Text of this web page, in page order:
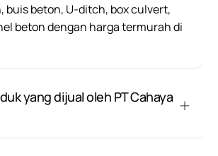
buis beton, U-ditch, box culvert,
beton dengan harga termurah di
yang dijual oleh PT Cahaya